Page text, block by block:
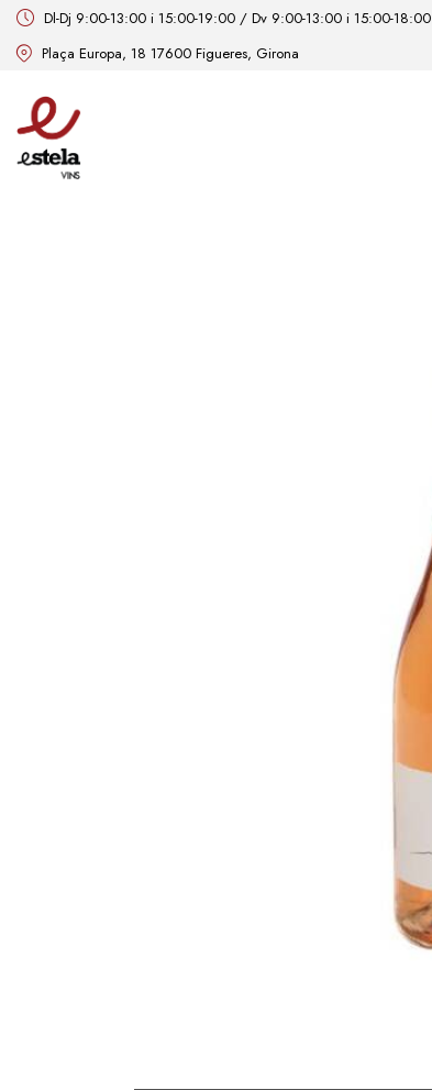
Dl-Dj 9:00-13:00 i 15:00-19:00 / Dv 9:00-13:00 i 15:00-18:00
Plaça Europa, 18 17600 Figueres, Girona